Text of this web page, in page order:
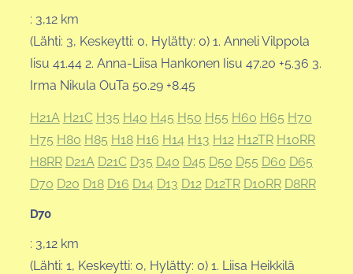
: 3,12 km
(Lähti: 3, Keskeytti: 0, Hylätty: 0) 1. Anneli Vilppola
Iisu 41.44 2. Anna-Liisa Hankonen Iisu 47.20 +5.36 3.
Irma Nikula OuTa 50.29 +8.45
H21A H21C H35 H40 H45 H50 H55 H60 H65 H70
H75 H80 H85 H18 H16 H14 H13 H12 H12TR H10RR
H8RR D21A D21C D35 D40 D45 D50 D55 D60 D65
D70 D20 D18 D16 D14 D13 D12 D12TR D10RR D8RR
D70
: 3,12 km
(Lähti: 1, Keskeytti: 0, Hylätty: 0) 1. Liisa Heikkilä